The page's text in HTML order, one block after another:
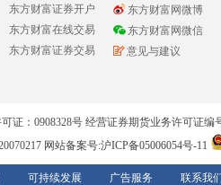
东方财富证券开户
东方财富在线交易
东方财富证券交易
东方财富网微博
东方财富网微信
意见与建议
证：0908328号 经营证券期货业务许可证编
网站备案号:沪ICP备05006054号-11
可持续发展 广告服务 联系我